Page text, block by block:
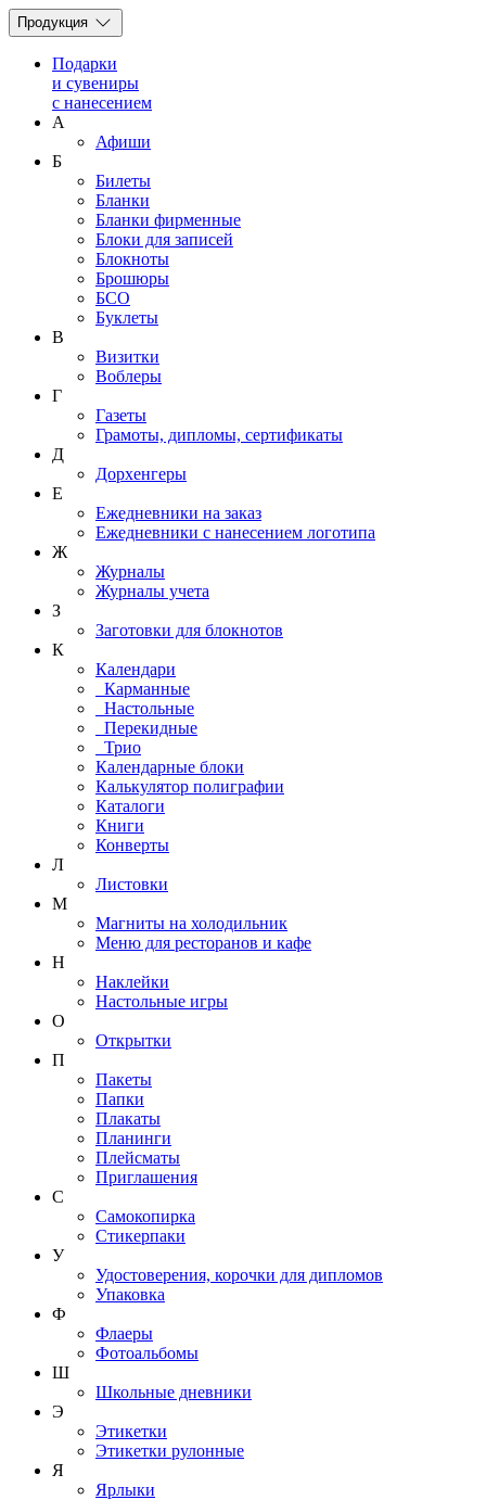
Продукция
Подарки
и сувениры
с нанесением
А
Афиши
Б
Билеты
Бланки
Бланки фирменные
Блоки для записей
Блокноты
Брошюры
БСО
Буклеты
В
Визитки
Воблеры
Г
Газеты
Грамоты, дипломы, сертификаты
Д
Дорхенгеры
Е
Ежедневники на заказ
Ежедневники с нанесением логотипа
Ж
Журналы
Журналы учета
З
Заготовки для блокнотов
К
Календари
Карманные
Настольные
Перекидные
Трио
Календарные блоки
Калькулятор полиграфии
Каталоги
Книги
Конверты
Л
Листовки
М
Магниты на холодильник
Меню для ресторанов и кафе
Н
Наклейки
Настольные игры
О
Открытки
П
Пакеты
Папки
Плакаты
Планинги
Плейсматы
Приглашения
С
Самокопирка
Стикерпаки
У
Удостоверения, корочки для дипломов
Упаковка
Ф
Флаеры
Фотоальбомы
Ш
Школьные дневники
Э
Этикетки
Этикетки рулонные
Я
Ярлыки